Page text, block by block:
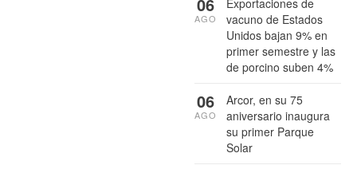
Exportaciones de
vacuno de Estados
Unidos bajan 9% en
primer semestre y las
de porcino suben 4%
AGO
Arcor, en su 75
aniversario inaugura
su primer Parque
Solar
06
AGO